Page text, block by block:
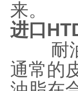
来。
进口
耐油
通常的